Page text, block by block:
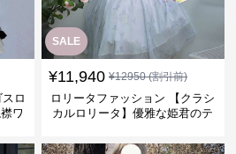
ロ
ワ
SALE
¥11,940 ¥12950(割引前)
ロリータファッション 【クラシ
カルロリータ】優雅な姫君のテ